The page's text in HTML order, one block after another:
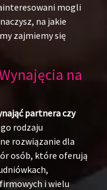
mogli
na jakie
zajmiemy się
na
partnera czy
rodzaju
rozwiązanie dla
osób, które oferują
i wielu